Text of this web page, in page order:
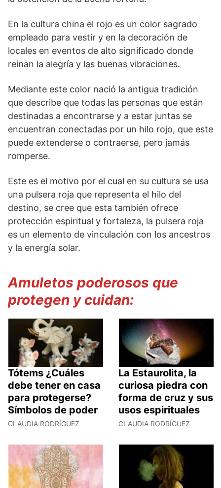
En la cultura china el rojo es un color sagrado
empleado para vestir y en la decoración de
locales en eventos de alto significado donde
reinan la alegría y las buenas vibraciones.
Mediante este color nació la antigua tradición
que describe que todas las personas que están
destinadas a encontrarse y a estar juntas se
encuentran conectadas por un hilo rojo, que este
puede extenderse o contraerse, pero jamás
romperse.
Este es el motivo por el cual en su cultura se usa
una pulsera roja que representa el hilo del
destino, se cree que esta también ofrece
protección espiritual y fortaleza, la pulsera roja
es un elemento de vinculación con los ancestros
y la energía solar.
Amuletos poderosos que
protegen y cuidan:
Tótems ¿Cuáles
debe tener en casa
para protegerse?
Símbolos de poder
CLAUDIA RODRÍGUEZ
La Estaurolita, la
curiosa piedra con
forma de cruz y sus
usos espirituales
CLAUDIA RODRÍGUEZ